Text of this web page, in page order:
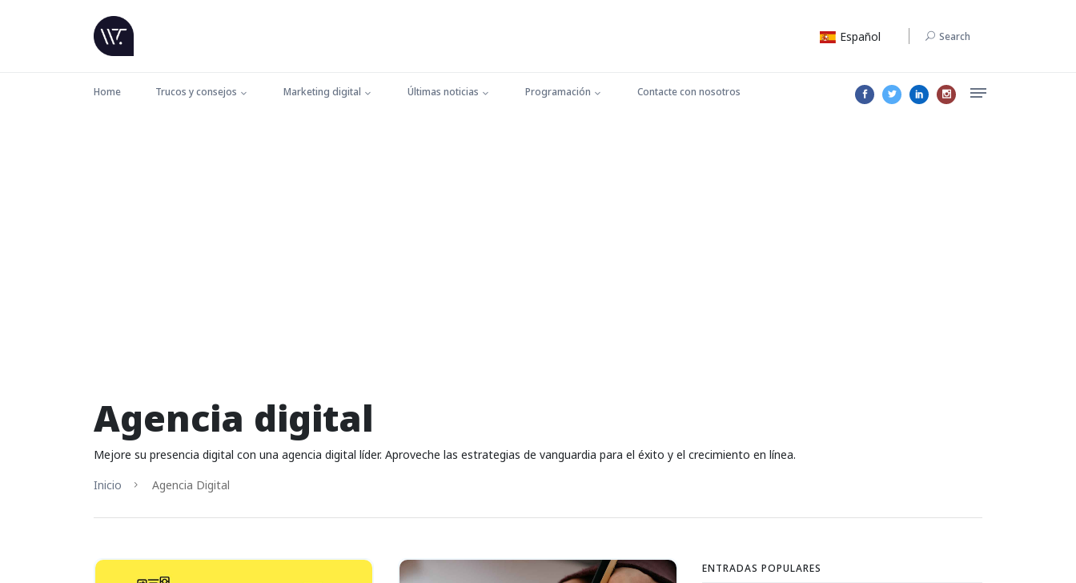
Español Search
Home Trucos y consejos Marketing digital Últimas noticias Programación Contacte con nosotros
Agencia digital
Mejore su presencia digital con una agencia digital líder. Aproveche las estrategias de vanguardia para el éxito y el crecimiento en línea.
Inicio
Agencia Digital
ENTRADAS POPULARES